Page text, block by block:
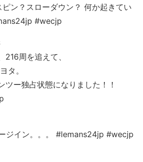
ン？スローダウン？ 何か起きてい
#wecjp
周を追えて、
タ。
ツー独占状態になりました！！
ジイン。。。 #lemans24jp #wecjp